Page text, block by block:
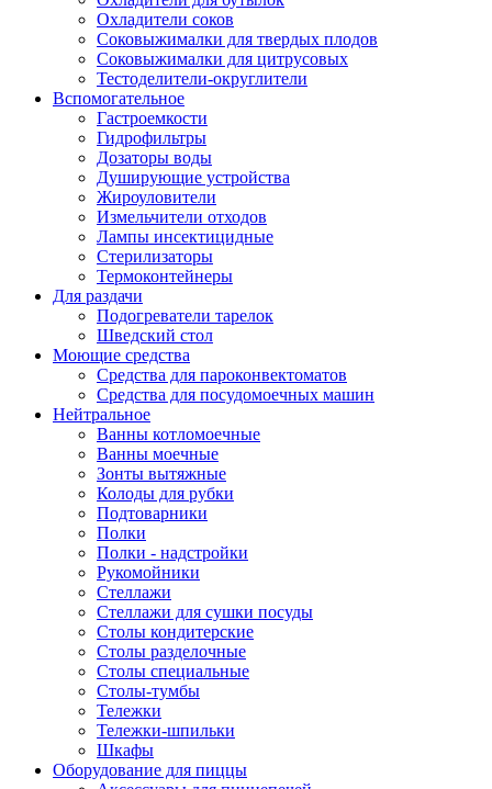
Охладители соков
Соковыжималки для твердых плодов
Соковыжималки для цитрусовых
Тестоделители-округлители
Вспомогательное
Гастроемкости
Гидрофильтры
Дозаторы воды
Душирующие устройства
Жироуловители
Измельчители отходов
Лампы инсектицидные
Стерилизаторы
Термоконтейнеры
Для раздачи
Подогреватели тарелок
Шведский стол
Моющие средства
Средства для пароконвектоматов
Средства для посудомоечных машин
Нейтральное
Ванны котломоечные
Ванны моечные
Зонты вытяжные
Колоды для рубки
Подтоварники
Полки
Полки - надстройки
Рукомойники
Стеллажи
Стеллажи для сушки посуды
Столы кондитерские
Столы разделочные
Столы специальные
Столы-тумбы
Тележки
Тележки-шпильки
Шкафы
Оборудование для пиццы